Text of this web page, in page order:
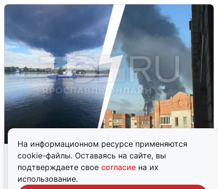
На информационном ресурсе применяются
cookie-файлы. Оставаясь на сайте, вы
подтверждаете свое согласие на их
использование.
Ночная атака БПЛА на Ярославль:
попадания и последствия
6 августа 0